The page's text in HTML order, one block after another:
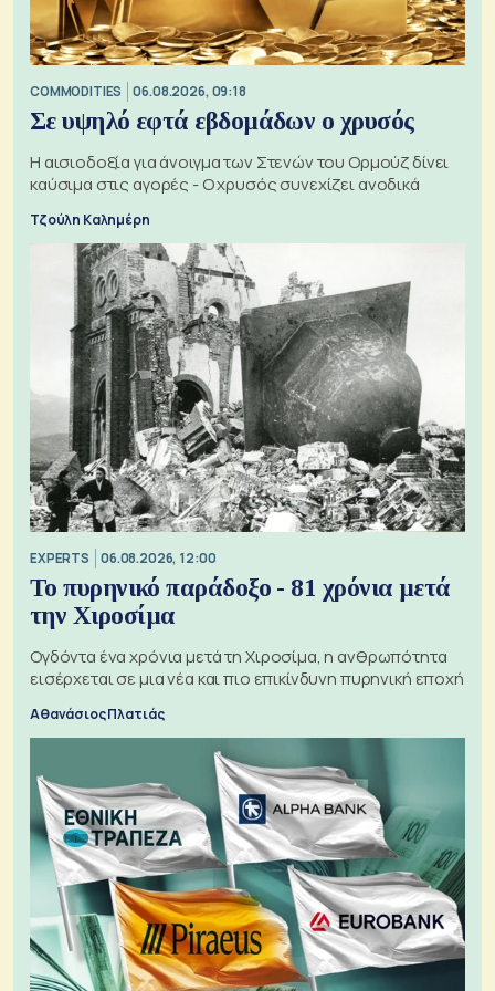
COMMODITIES 06.08.2026, 09:18
Σε υψηλό εφτά εβδομάδων ο χρυσός
Η αισιοδοξία για άνοιγμα των Στενών του Ορμούζ δίνει
καύσιμα στις αγορές - Ο χρυσός συνεχίζει ανοδικά
Τζούλη Καλημέρη
EXPERTS 06.08.2026, 12:00
Το πυρηνικό παράδοξο - 81 χρόνια μετά
την Χιροσίμα
Ογδόντα ένα χρόνια μετά τη Χιροσίμα, η ανθρωπότητα
εισέρχεται σε μια νέα και πιο επικίνδυνη πυρηνική εποχή
Αθανάσιος Πλατιάς